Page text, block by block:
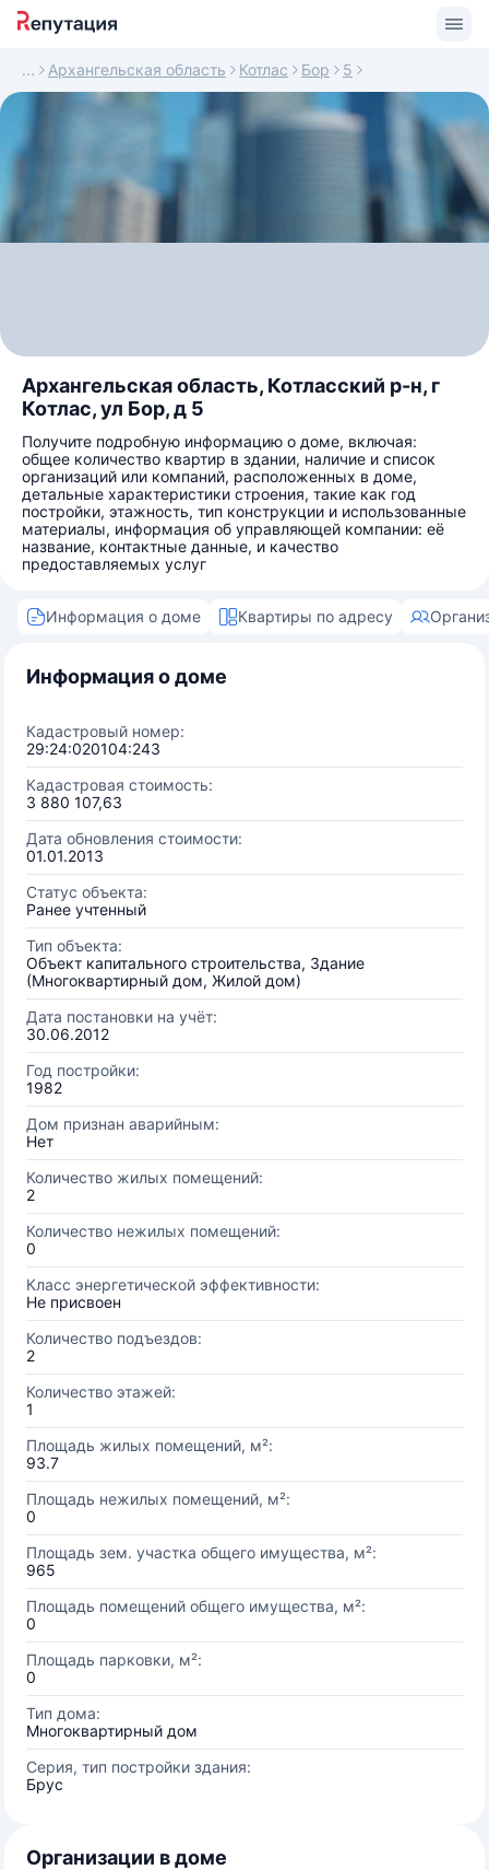
Архангельская область Котлас Бор 5
Архангельская область, Котласский р-н, г
Котлас, ул Бор, д 5
Получите подробную информацию о доме, включая:
общее количество квартир в здании, наличие и список
организаций или компаний, расположенных в доме,
детальные характеристики строения, такие как год
постройки, этажность, тип конструкции и использованные
материалы, информация об управляющей компании: её
название, контактные данные, и качество
предоставляемых услуг
Информация о доме Квартиры по адресу
Информация о доме
Кадастровый номер:
29:24:020104:243
Кадастровая стоимость:
3 880 107,63
Дата обновления стоимости:
01.01.2013
Статус объекта:
Ранее учтенный
Тип объекта:
Объект капитального строительства, Здание
(Многоквартирный дом, Жилой дом)
Дата постановки на учёт:
30.06.2012
Год постройки:
1982
Дом признан аварийным:
Нет
Количество жилых помещений:
2
Количество нежилых помещений:
0
Класс энергетической эффективности:
Не присвоен
Количество подъездов:
2
Количество этажей:
1
Площадь жилых помещений, м²:
93.7
Площадь нежилых помещений, м²:
0
Площадь зем. участка общего имущества, м²:
965
Площадь помещений общего имущества, м²:
0
Площадь парковки, м²:
0
Тип дома:
Многоквартирный дом
Серия, тип постройки здания:
Брус
Организации в доме